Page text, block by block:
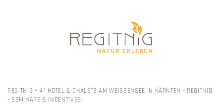
REGITNIG – 4* HOTEL & CHALETS AM WEISSENSEE IN KÄRNTEN - REGITNIG
- SEMINARE & INCENTIVES